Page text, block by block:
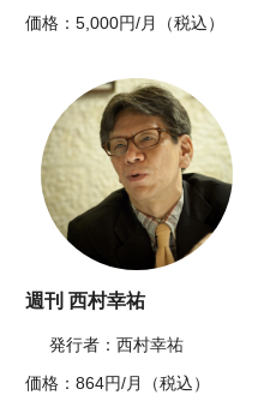
価格：5,000円/月（税込）
週刊 西村幸祐
発行者：西村幸祐
価格：864円/月（税込）